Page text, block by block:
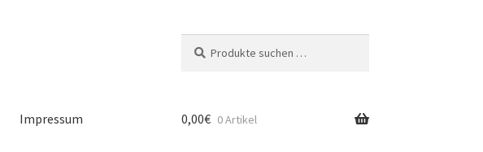
nach:
Impressum 0,00€ 0 Artikel